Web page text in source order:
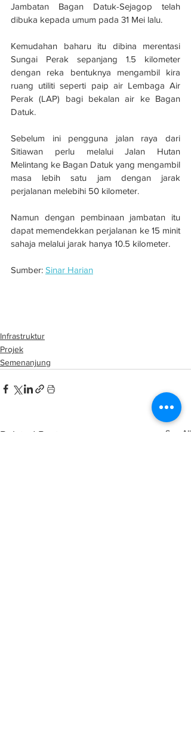
Jambatan Bagan Datuk-Sejagop telah
dibuka kepada umum pada 31 Mei lalu.
Kemudahan baharu itu dibina merentasi
Sungai Perak sepanjang 1.5 kilometer
dengan reka bentuknya mengambil kira
ruang utiliti seperti paip air Lembaga Air
Perak (LAP) bagi bekalan air ke Bagan
Datuk.
Sebelum ini pengguna jalan raya dari
Sitiawan perlu melalui Jalan Hutan
Melintang ke Bagan Datuk yang mengambil
masa lebih satu jam dengan jarak
perjalanan melebihi 50 kilometer.
Namun dengan pembinaan jambatan itu
dapat memendekkan perjalanan ke 15 minit
sahaja melalui jarak hanya 10.5 kilometer.
Sumber: Sinar Harian
Infrastruktur
Projek
Semenanjung
Related Posts See All